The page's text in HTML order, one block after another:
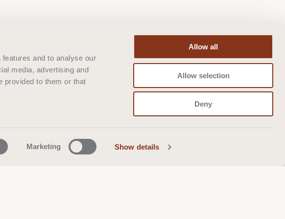
and to analyse our
media, advertising and
provided to them or that
Marketing Show details
Allow all
Allow selection
Deny